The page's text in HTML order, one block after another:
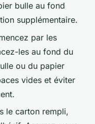
bulle au fond
supplémentaire.
par les
les au fond du
ou du papier
vides et éviter
le carton rempli,